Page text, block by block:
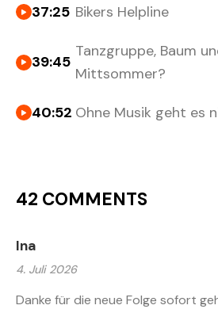
37:25 Bikers Helpline
39:45
Tanzgruppe, Baum
Mittsommer?
40:52 Ohne Musik geht es
42 COMMENTS
Ina
4. Juli 2026
Danke für die neue Folge sofort